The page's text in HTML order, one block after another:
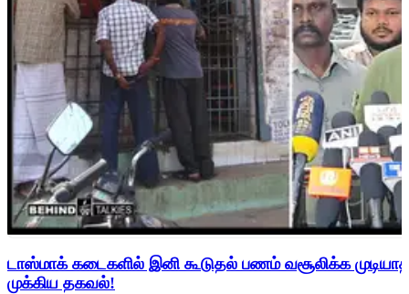
டாஸ்மாக் கடைகளில் இனி கூடுதல் பணம் வசூலிக்க
முக்கிய தகவல்!